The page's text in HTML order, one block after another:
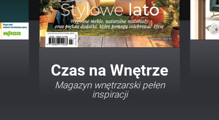
Twój Dom Twój Styl
Porady i inspiracje w
najmodniejszych stylach